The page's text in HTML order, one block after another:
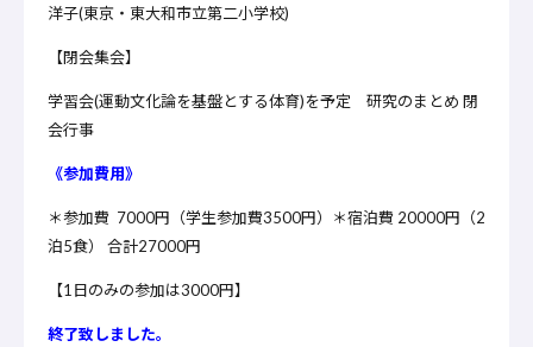
洋子(東京・東大和市立第二小学校)
【閉会集会】
学習会(運動文化論を基盤とする体育)を予定 研究のまとめ 閉
会行事
《参加費用》
＊参加費 7000円（学生参加費3500円）＊宿泊費 20000円（2
泊5食） 合計27000円
【1日のみの参加は3000円】
終了致しました。